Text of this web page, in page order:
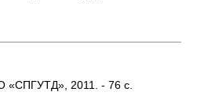
2011. - 76 с.